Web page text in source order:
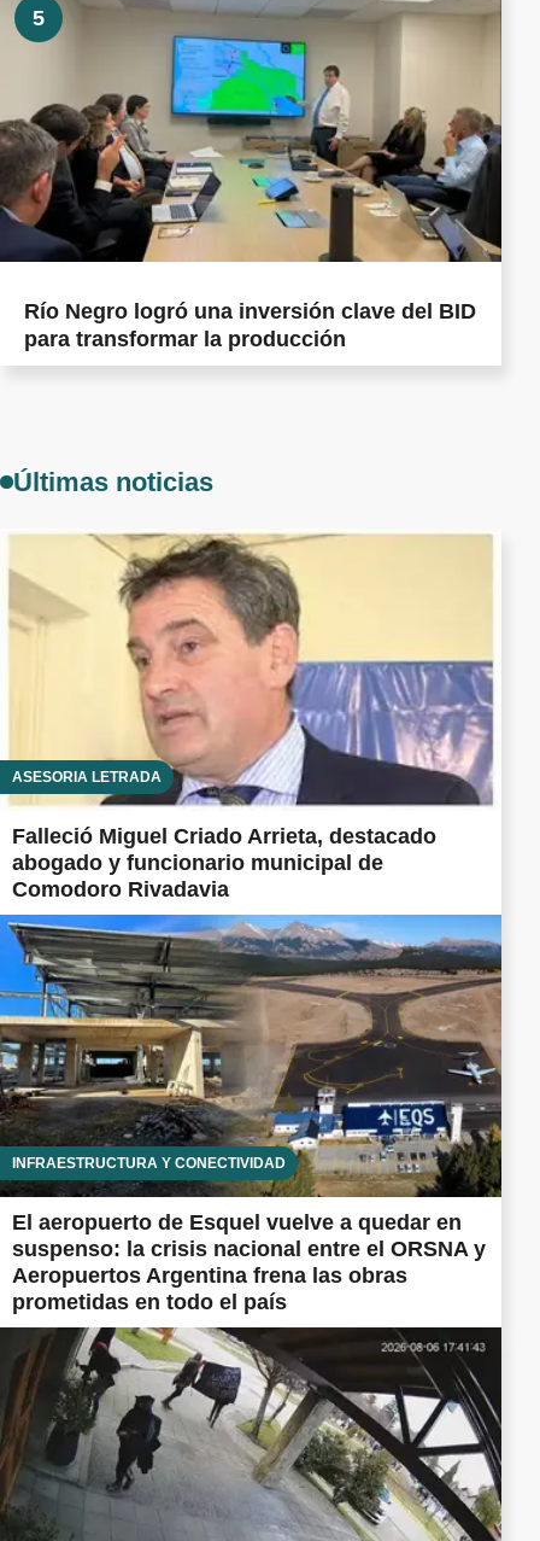
5
Río Negro logró una inversión clave del BID
para transformar la producción
Últimas noticias
ASESORÍA LETRADA
Falleció Miguel Criado Arrieta, destacado
abogado y funcionario municipal de
Comodoro Rivadavia
INFRAESTRUCTURA Y CONECTIVIDAD
El aeropuerto de Esquel vuelve a quedar en
suspenso: la crisis nacional entre el ORSNA y
Aeropuertos Argentina frena las obras
prometidas en todo el país